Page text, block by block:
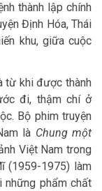
thành lập chính
Định Hóa, Thái
khu, giữa cuộc
từ khi được thành
đi, thậm chí ở
Bộ phim truyện
là Chung một
Việt Nam trong
(1959-1975) làm
những phẩm chất